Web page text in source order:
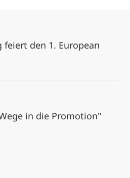
den 1. European
in die Promotion"